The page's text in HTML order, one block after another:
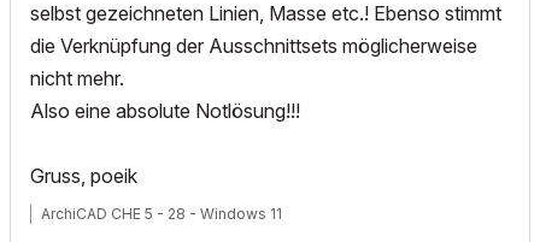
selbst gezeichneten Linien, Masse etc.! Ebenso stimmt
die Verknüpfung der Ausschnittsets möglicherweise
nicht mehr.
Also eine absolute Notlösung!!!
Gruss, poeik
ArchiCAD CHE 5 - 28 - Windows 11